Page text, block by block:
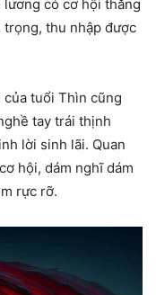
lương có cơ hội thăng
trọng, thu nhập được
tuổi Thìn cũng
tay trái thịnh
lời sinh lãi. Quan
hội, dám nghĩ dám
rực rỡ.